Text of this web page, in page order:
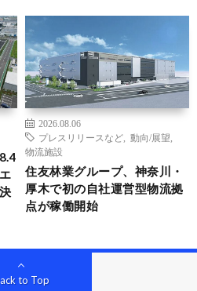
2026.08.06
プレスリリースなど
動向/展望
物流施設
住友林業グループ、神奈川・
厚木で初の自社運営型物流拠
点が稼働開始
to Top